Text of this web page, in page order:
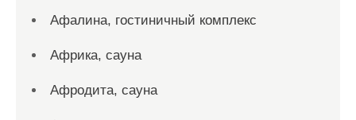
Афалина, гостиничный комплекс
Африка, сауна
Афродита, сауна